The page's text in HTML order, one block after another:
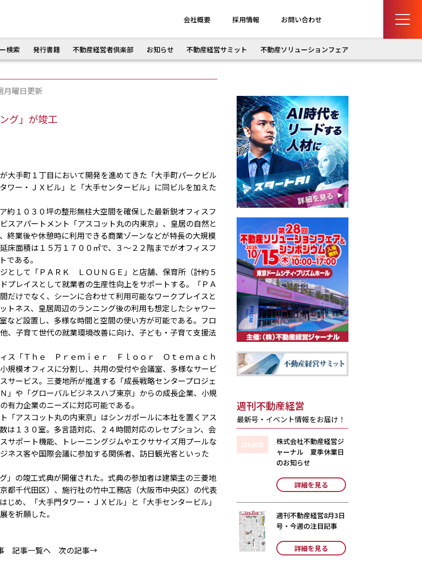
会社概要 採用情報 お問い合わせ
検索 発行書籍 不動産経営者倶楽部 お知らせ 不動産経営サミット 不動産ソリューションフェア
月曜日更新
グ」が竣工
大手町１丁目において開発を進めてきた「大手町パークビル
ワー・ＪＸビル」と「大手センタービル」に同ビルを加えた
約１０３０坪の整形無柱大空間を確保した最新鋭オフィスフ
スアパートメント「アスコット丸の内東京」、皇居の自然と
終業後や休憩時に利用できる商業ゾーンなどが特長の大規模
床面積は１５万１７００㎡で、３～２２階までがオフィスフ
である。
として「ＰＡＲＫ ＬＯＵＮＧＥ」と店舗、保育所（計約５
プレイスとして就業者の生産性向上をサポートする。「ＰＡ
けでなく、シーンに合わせて利用可能なワークプレイスと
トネス、皇居周辺のランニング後の利用も想定したシャワー
など設置し、多様な時間と空間の使い方が可能である。フロ
、子育て世代の就業環境改善に向け、子ども・子育て支援法
ス「Ｔｈｅ Ｐｒｅｍｉｅｒ Ｆｌｏｏｒ Ｏｔｅｍａｃｈ
規模オフィスに分割し、共用の受付や会議室、多様なサービ
サービス。三菱地所が推進する「成長戦略センタープロジェ
や「グローバルビジネスハブ東京」からの成長企業、小規
力企業のニーズに対応可能である。
「アスコット丸の内東京」はシンガポールに本社を置くアス
は１３０室。多言語対応、２４時間対応のレセプション、会
サポート機能、トレーニングジムやエクササイズ用プールな
ネス客や国際会議に参加する関係者、訪日観光客といった
」の竣工式典が開催された。式典の参加者は建築主の三菱地
都千代田区）、施行社の竹中工務店（大阪市中央区）の代表
め、「大手門タワー・ＪＸビル」と「大手センタービル」
を祈願した。
記事一覧へ 次の記事→
週刊不動産経営
最新号・イベント情報をお届け！
株式会社不動産経営ジ
ャーナル 夏季休業日
のお知らせ
詳細を見る
週刊不動産経営8月3日
号・今週の注目記事
詳細を見る